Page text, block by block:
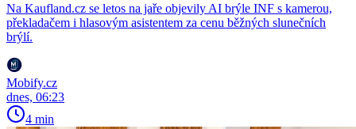
Na Kaufland.cz se letos na jaře objevily AI brýle INF s kamerou,
překladačem i hlasovým asistentem za cenu běžných slunečních
brýlí.
Mobify.cz
dnes, 06:23
4 min